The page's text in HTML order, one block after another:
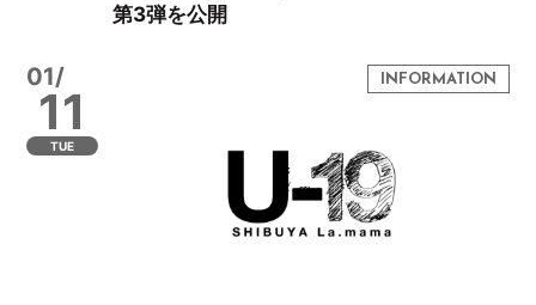
第3弾を公開
01/
11
TUE